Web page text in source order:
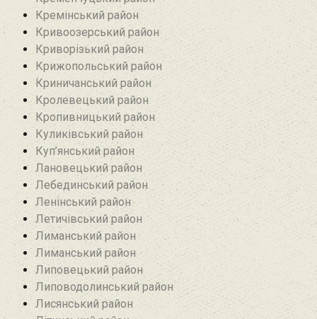
Кремінський район‎
Кривоозерський район‎
Криворізький район
Крижопольський район
Криничанський район
Кролевецький район‎
Кропивницький район
Куликівський район
Куп’янський район
Лановецький район
Лебединський район
Ленінський район
Летичівський район
Лиманський район
Лиманський район
Липовецький район
Липоводолинський район
Лисянський район